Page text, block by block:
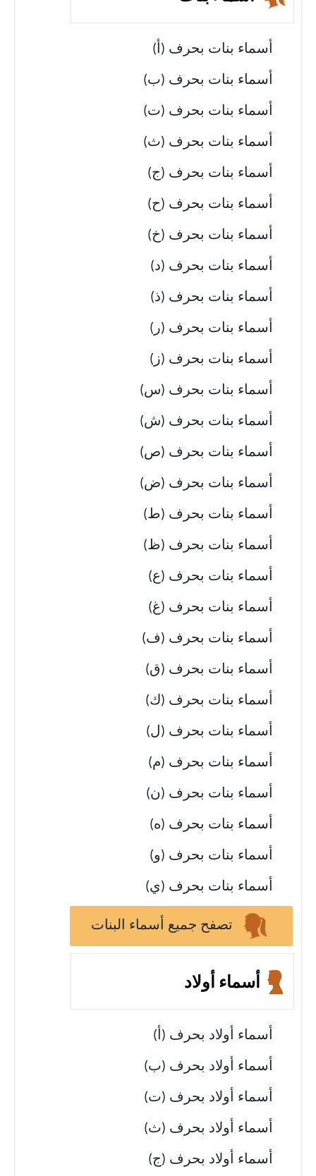
أسماء بنات بحرف (أ)
أسماء بنات بحرف (ب)
أسماء بنات بحرف (ت)
أسماء بنات بحرف (ث)
أسماء بنات بحرف (ج)
أسماء بنات بحرف (ح)
أسماء بنات بحرف (خ)
أسماء بنات بحرف (د)
أسماء بنات بحرف (ذ)
أسماء بنات بحرف (ر)
أسماء بنات بحرف (ز)
أسماء بنات بحرف (س)
أسماء بنات بحرف (ش)
أسماء بنات بحرف (ص)
أسماء بنات بحرف (ض)
أسماء بنات بحرف (ط)
أسماء بنات بحرف (ظ)
أسماء بنات بحرف (ع)
أسماء بنات بحرف (غ)
أسماء بنات بحرف (ف)
أسماء بنات بحرف (ق)
أسماء بنات بحرف (ك)
أسماء بنات بحرف (ل)
أسماء بنات بحرف (م)
أسماء بنات بحرف (ن)
أسماء بنات بحرف (ه)
أسماء بنات بحرف (و)
أسماء بنات بحرف (ي)
تصفح جميع أسماء البنات
أسماء أولاد
أسماء أولاد بحرف (أ)
أسماء أولاد بحرف (ب)
أسماء أولاد بحرف (ت)
أسماء أولاد بحرف (ث)
أسماء أولاد بحرف (ج)